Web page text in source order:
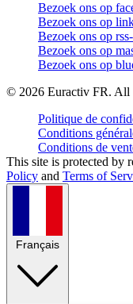
Bezoek ons op
Bezoek ons op
Bezoek ons op
Bezoek ons op
Bezoek ons op
© 2026 Euractiv FR. All
Politique de
Conditions
Conditions de
This site is protected by
Policy and Terms of
Français